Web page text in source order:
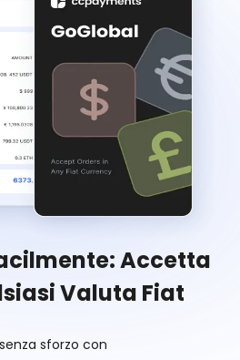
Accetta
Valuta Fiat
sforzo con